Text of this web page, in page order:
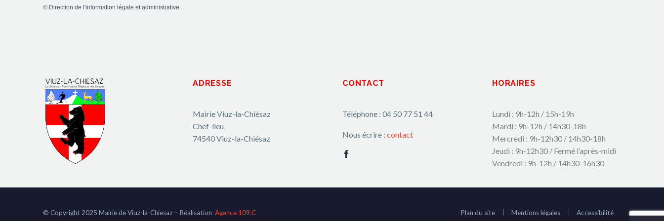
© Direction de l'information légale et administrative
ADRESSE
Mairie Viuz-la-Chiésaz
Chef-lieu
74540 Viuz-la-Chiésaz
CONTACT
Téléphone : 04 50 77 51 44
Nous écrire : contact
HORAIRES
Lundi : 9h-12h / 15h-19h
Mardi : 9h-12h / 14h30-18h
Mercredi : 9h-12h30 / 14h30-18h
Jeudi : 9h-12h30 / Fermé l’après-midi
Vendredi : 9h-12h / 14h30-16h30
© Copyright 2025 Mairie de Viuz-la-Chiesaz – Réalisation Agence 109.C Plan du site Mentions légales Accessibilité